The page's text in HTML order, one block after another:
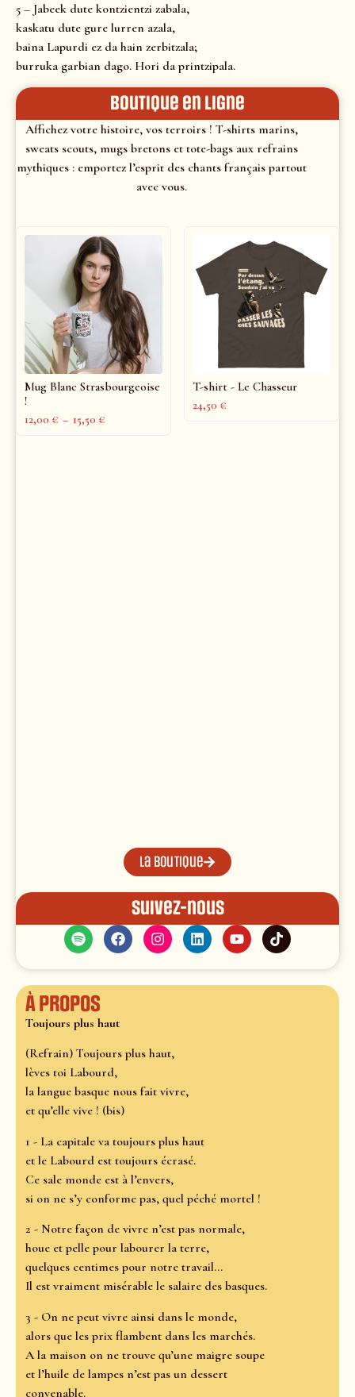
5 – Jabeek dute kontzientzi zabala,
kaskatu dute gure lurren azala,
baina Lapurdi ez da hain zerbitzala;
burruka garbian dago. Hori da printzipala.
Boutique en ligne
Affichez votre histoire, vos terroirs ! T-shirts marins,
sweats scouts, mugs bretons et tote-bags aux refrains
mythiques : emportez l’esprit des chants français partout
avec vous.
Mug Blanc Strasbourgeoise
!
12,00 € – 15,50 €
T-shirt - Le Chasseur
24,50 €
La boutique
Suivez-nous
À propos
Toujours plus haut
(Refrain) Toujours plus haut,
lèves toi Labourd,
la langue basque nous fait vivre,
et qu’elle vive ! (bis)
1 - La capitale va toujours plus haut
et le Labourd est toujours écrasé.
Ce sale monde est à l’envers,
si on ne s’y conforme pas, quel péché mortel !
2 - Notre façon de vivre n’est pas normale,
houe et pelle pour labourer la terre,
quelques centimes pour notre travail…
Il est vraiment misérable le salaire des basques.
3 - On ne peut vivre ainsi dans le monde,
alors que les prix flambent dans les marchés.
A la maison on ne trouve qu’une maigre soupe
et l’huile de lampes n’est pas un dessert
convenable.